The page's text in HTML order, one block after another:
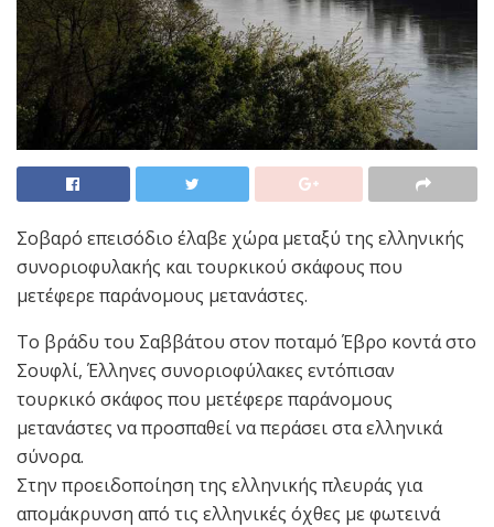
Σοβαρό επεισόδιο έλαβε χώρα μεταξύ της ελληνικής
συνοριοφυλακής και τουρκικού σκάφους που
μετέφερε παράνομους μετανάστες.
Το βράδυ του Σαββάτου στον ποταμό Έβρο κοντά στο
Σουφλί, Έλληνες συνοριοφύλακες εντόπισαν
τουρκικό σκάφος που μετέφερε παράνομους
μετανάστες να προσπαθεί να περάσει στα ελληνικά
σύνορα.
Στην προειδοποίηση της ελληνικής πλευράς για
απομάκρυνση από τις ελληνικές όχθες με φωτεινά